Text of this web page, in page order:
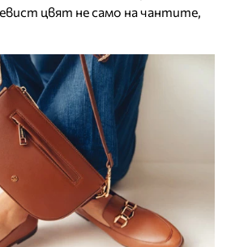
цвят не само на чантите,